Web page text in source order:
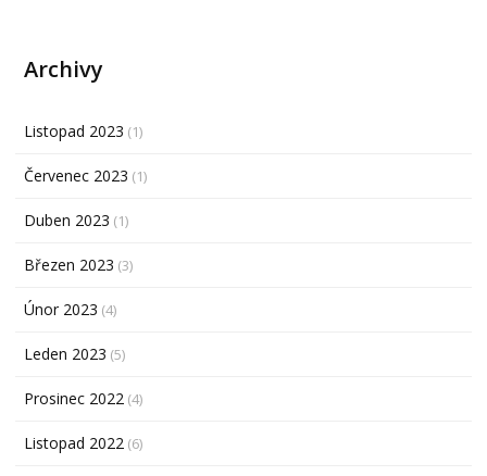
Archivy
Listopad 2023 (1)
Červenec 2023 (1)
Duben 2023 (1)
Březen 2023 (3)
Únor 2023 (4)
Leden 2023 (5)
Prosinec 2022 (4)
Listopad 2022 (6)